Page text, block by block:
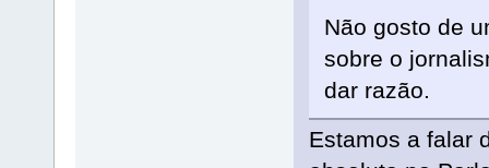
Não gosto de
sobre o
dar razão.
Estamos a falar